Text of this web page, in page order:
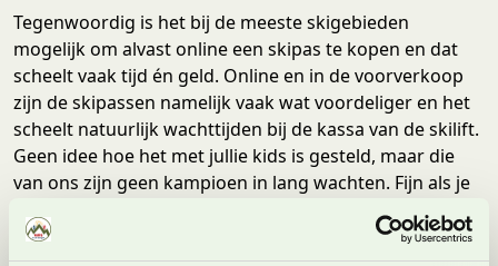
Tegenwoordig is het bij de meeste skigebieden
mogelijk om alvast online een skipas te kopen en dat
scheelt vaak tijd én geld. Online en in de voorverkoop
zijn de skipassen namelijk vaak wat voordeliger en het
scheelt natuurlijk wachttijden bij de kassa van de skilift.
Geen idee hoe het met jullie kids is gesteld, maar die
van ons zijn geen kampioen in lang wachten. Fijn als je